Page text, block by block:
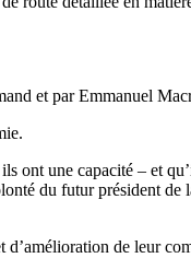
et parEmmanuel
.
ont une capacité – et
du futur président
d’amélioration de leur